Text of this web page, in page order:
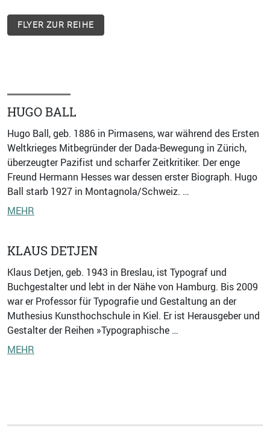
FLYER ZUR REIHE
HUGO BALL
Hugo Ball, geb. 1886 in Pirmasens, war während des Ersten
Weltkrieges Mitbegründer der Dada-Bewegung in Zürich,
überzeugter Pazifist und scharfer Zeitkritiker. Der enge
Freund Hermann Hesses war dessen erster Biograph. Hugo
Ball starb 1927 in Montagnola/Schweiz. …
MEHR
KLAUS DETJEN
Klaus Detjen, geb. 1943 in Breslau, ist Typograf und
Buchgestalter und lebt in der Nähe von Hamburg. Bis 2009
war er Professor für Typografie und Gestaltung an der
Muthesius Kunsthochschule in Kiel. Er ist Herausgeber und
Gestalter der Reihen »Typographische …
MEHR